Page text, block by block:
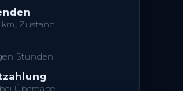
km, Zustand
Stunden